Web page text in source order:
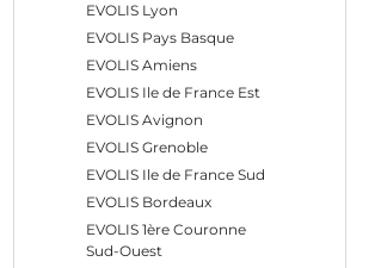
EVOLIS Lyon
EVOLIS Pays Basque
EVOLIS Amiens
EVOLIS Ile de France Est
EVOLIS Avignon
EVOLIS Grenoble
EVOLIS Ile de France Sud
EVOLIS Bordeaux
EVOLIS 1ère Couronne
Sud-Ouest